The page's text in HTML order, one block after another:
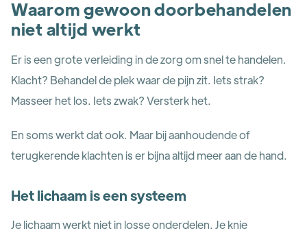
Waarom gewoon doorbehandelen
niet altijd werkt
Er is een grote verleiding in de zorg om snel te handelen.
Klacht? Behandel de plek waar de pijn zit. Iets strak?
Masseer het los. Iets zwak? Versterk het.
En soms werkt dat ook. Maar bij aanhoudende of
terugkerende klachten is er bijna altijd meer aan de hand.
Het lichaam is een systeem
Je lichaam werkt niet in losse onderdelen. Je knie